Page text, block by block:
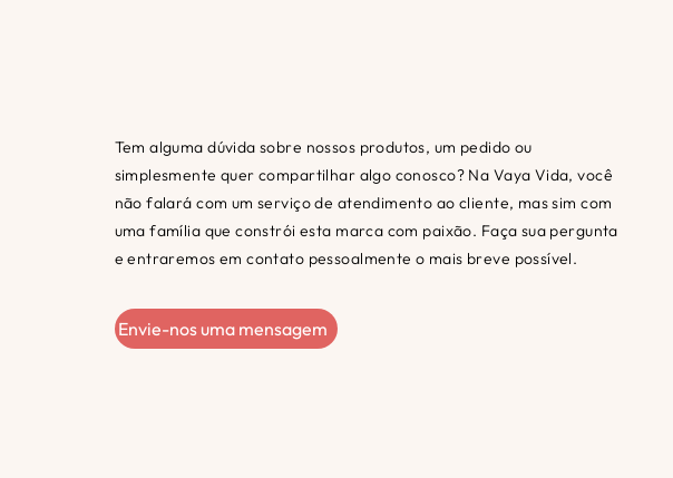
Tem alguma dúvida sobre nossos produtos, um pedido ou
simplesmente quer compartilhar algo conosco? Na Vaya Vida, você
não falará com um serviço de atendimento ao cliente, mas sim com
uma família que constrói esta marca com paixão. Faça sua pergunta
e entraremos em contato pessoalmente o mais breve possível.
Envie-nos uma mensagem